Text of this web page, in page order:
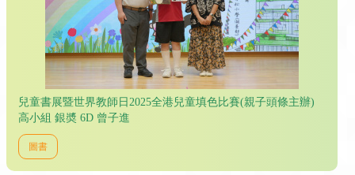
兒童書展暨世界教師日2025全港兒童填色比賽(親子頭條主辦)
高小組 銀奬 6D 曾子進
圖書